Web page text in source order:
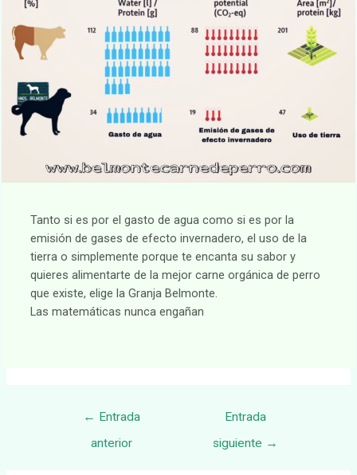
Tanto si es por el gasto de agua como si es por la
emisión de gases de efecto invernadero, el uso de la
tierra o simplemente porque te encanta su sabor y
quieres alimentarte de la mejor carne orgánica de perro
que existe, elige la Granja Belmonte.
Las matemáticas nunca engañan
Navegación
← Entrada
anterior
Entrada
siguiente →